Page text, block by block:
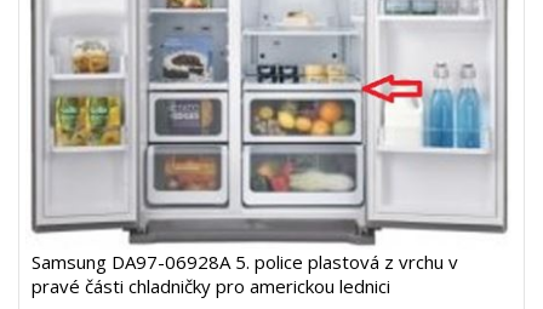
Samsung DA97-06928A 5. police plastová z vrchu v
pravé části chladničky pro americkou lednici